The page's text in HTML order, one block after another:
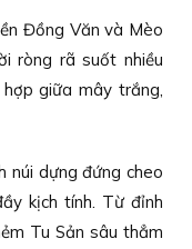
Đồng Văn và Mèo
ròng rã suốt nhiều
giữa mây trắng,
núi dựng đứng cheo
kịch tính. Từ đỉnh
Tu Sản sâu thẳm